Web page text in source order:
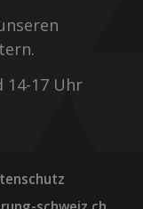
14-17 Uhr